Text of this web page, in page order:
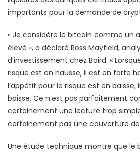
importants pour la demande de
« Je considère le bitcoin comme un
élevé », a déclaré Ross Mayfield,
d’investissement chez Baird. «
risque est en hausse, il est en forte
l’appétit pour le risque est en
baisse. Ce n’est pas parfaitement
certainement une lecture trop
certainement pas une couverture
Une étude technique montre que le